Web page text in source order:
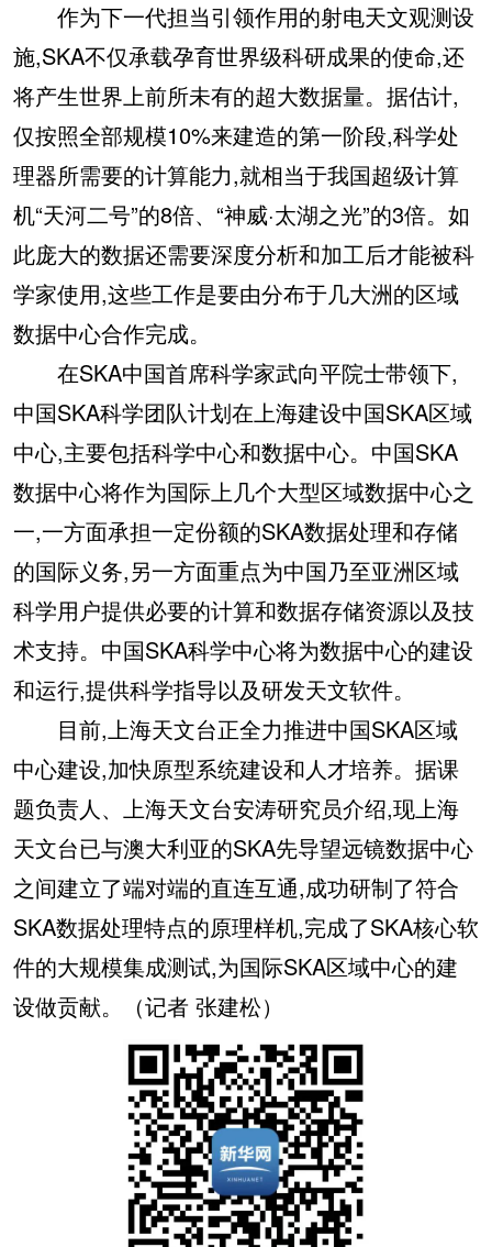
作为下一代担当引领作用的射电天文观测设
施,SKA不仅承载孕育世界级科研成果的使命,还
将产生世界上前所未有的超大数据量。据估计,
仅按照全部规模10%来建造的第一阶段,科学处
理器所需要的计算能力,就相当于我国超级计算
机“天河二号”的8倍、“神威·太湖之光”的3倍。如
此庞大的数据还需要深度分析和加工后才能被科
学家使用,这些工作是要由分布于几大洲的区域
数据中心合作完成。
在SKA中国首席科学家武向平院士带领下,
中国SKA科学团队计划在上海建设中国SKA区域
中心,主要包括科学中心和数据中心。中国SKA
数据中心将作为国际上几个大型区域数据中心之
一,一方面承担一定份额的SKA数据处理和存储
的国际义务,另一方面重点为中国乃至亚洲区域
科学用户提供必要的计算和数据存储资源以及技
术支持。中国SKA科学中心将为数据中心的建设
和运行,提供科学指导以及研发天文软件。
目前,上海天文台正全力推进中国SKA区域
中心建设,加快原型系统建设和人才培养。据课
题负责人、上海天文台安涛研究员介绍,现上海
天文台已与澳大利亚的SKA先导望远镜数据中心
之间建立了端对端的直连互通,成功研制了符合
SKA数据处理特点的原理样机,完成了SKA核心软
件的大规模集成测试,为国际SKA区域中心的建
设做贡献。（记者 张建松）